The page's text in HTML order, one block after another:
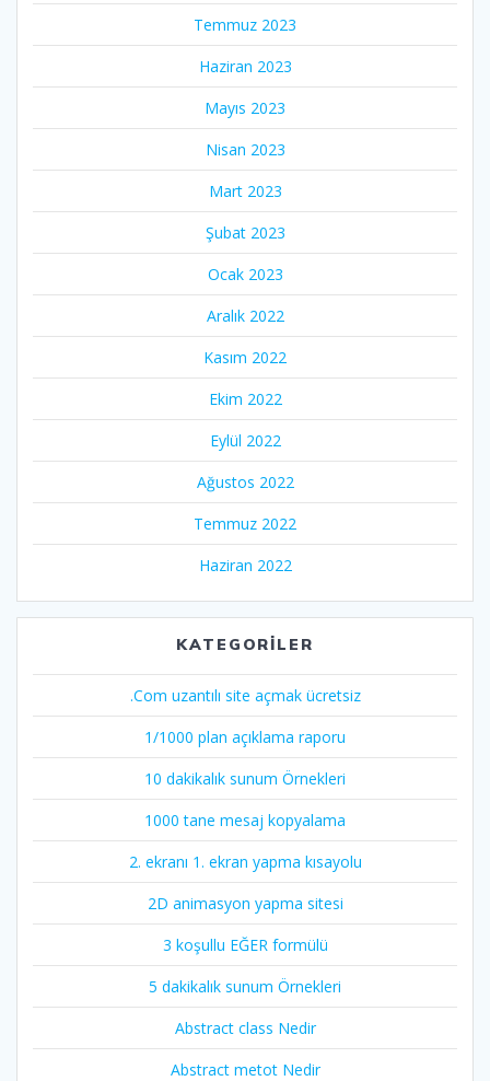
Temmuz 2023
Haziran 2023
Mayıs 2023
Nisan 2023
Mart 2023
Şubat 2023
Ocak 2023
Aralık 2022
Kasım 2022
Ekim 2022
Eylül 2022
Ağustos 2022
Temmuz 2022
Haziran 2022
KATEGORILER
.Com uzantılı site açmak ücretsiz
1/1000 plan açıklama raporu
10 dakikalık sunum Örnekleri
1000 tane mesaj kopyalama
2. ekranı 1. ekran yapma kısayolu
2D animasyon yapma sitesi
3 koşullu EĞER formülü
5 dakikalık sunum Örnekleri
Abstract class Nedir
Abstract metot Nedir